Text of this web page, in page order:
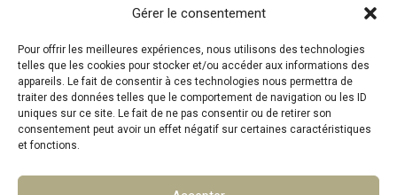
Gérer le consentement
Pour offrir les meilleures expériences, nous utilisons des technologies
telles que les cookies pour stocker et/ou accéder aux informations des
appareils. Le fait de consentir à ces technologies nous permettra de
traiter des données telles que le comportement de navigation ou les ID
uniques sur ce site. Le fait de ne pas consentir ou de retirer son
consentement peut avoir un effet négatif sur certaines caractéristiques
et fonctions.
Téléphone : 07.83.05.00.26
Mail :mpa@srat.fr